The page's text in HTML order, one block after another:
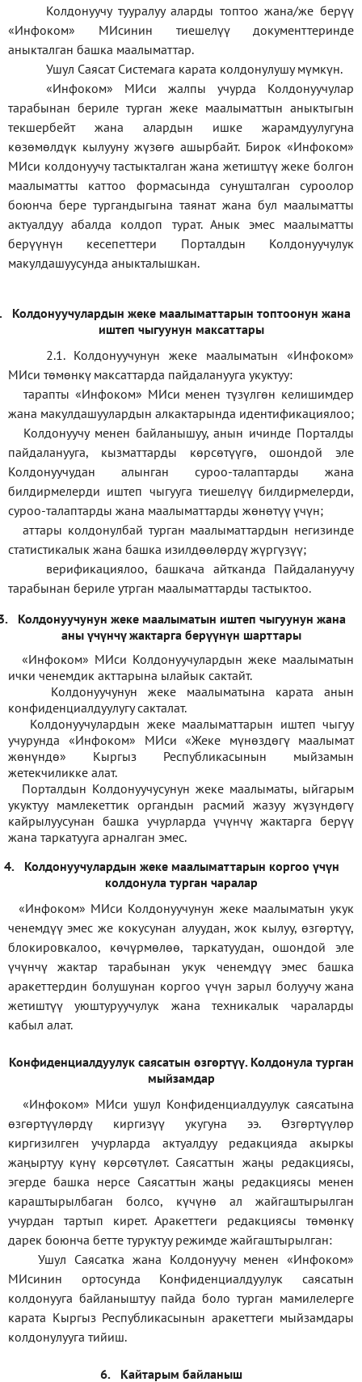
Колдонуучу тууралуу аларды топтоо жана/же берүү
«Инфоком» МИсинин тиешелүү документтеринде
аныкталган башка маалыматтар.
Ушул Саясат Системага карата колдонулушу мүмкүн.
«Инфоком» МИси жалпы учурда Колдонуучулар
тарабынан бериле турган жеке маалыматтын аныктыгын
текшербейт жана алардын ишке жарамдуулугуна
көзөмөлдүк кылууну жүзөгө ашырбайт. Бирок «Инфоком»
МИси колдонуучу тастыкталган жана жетиштүү жеке болгон
маалыматты каттоо формасында сунушталган суроолор
боюнча бере тургандыгына таянат жана бул маалыматты
актуалдуу абалда колдоп турат. Анык эмес маалыматты
берүүнүн кесепеттери Порталдын Колдонуучулук
макулдашуусунда аныкталышкан.
Колдонуучулардын жеке маалыматтарын топтоонун жана
иштеп чыгуунун максаттары
2.1. Колдонуучунун жеке маалыматын «Инфоком»
МИси төмөнкү максаттарда пайдаланууга укуктуу:
тарапты «Инфоком» МИси менен түзүлгөн келишимдер
жана макулдашуулардын алкактарында идентификациялоо;
Колдонуучу менен байланышуу, анын ичинде Порталды
пайдаланууга, кызматтарды көрсөтүүгө, ошондой эле
Колдонуучудан алынган суроо-талаптарды жана
билдирмелерди иштеп чыгууга тиешелүү билдирмелерди,
суроо-талаптарды жана маалыматтарды жөнөтүү үчүн;
аттары колдонулбай турган маалыматтардын негизинде
статистикалык жана башка изилдөөлөрдү жүргүзүү;
верификациялоо,башкача айтканда Пайдалануучу
тарабынан бериле утрган маалыматтарды тастыктоо.
Колдонуучунун жеке маалыматын иштеп чыгуунун жана
аны үчүнчү жактарга берүүнүн шарттары
«Инфоком» МИси Колдонуучулардын жеке маалыматын
ички ченемдик акттарына ылайык сактайт.
Колдонуучунун жеке маалыматына карата анын
конфиденциалдуулугу сакталат.
Колдонуучулардын жеке маалыматтарын иштеп чыгуу
учурунда «Инфоком» МИси«Жеке мүнөздөгү маалымат
жөнүндө» Кыргыз Республикасынын мыйзамын
жетекчиликке алат.
Порталдын Колдонуучусунун жеке маалыматы, ыйгарым
укуктуу мамлекеттик органдын расмий жазуу жүзүндөгү
кайрылуусунан башка учурларда үчүнчү жактарга берүү
жана таркатууга арналган эмес.
4.
Колдонуучулардын жеке маалыматтарын коргоо үчүн
колдонула турган чаралар
«Инфоком» МИси Колдонуучунун жеке маалыматын укук
ченемдүү эмес же кокусунан алуудан, жок кылуу, өзгөртүү,
блокировкалоо, көчүрмөлөө, таркатуудан, ошондой эле
үчүнчү жактар тарабынан укук ченемдүү эмес башка
аракеттердин болушунан коргоо үчүн зарыл болуучу жана
жетиштүү уюштуруучулук жана техникалык чараларды
кабыл алат.
Конфиденциалдуулук саясатын өзгөртүү. Колдонула турган
мыйзамдар
«Инфоком» МИси ушул Конфиденциалдуулук саясатына
өзгөртүүлөрдү киргизүү укугуна ээ. Өзгөртүүлөр
киргизилген учурларда актуалдуу редакцияда акыркы
жаңыртуу күнү көрсөтүлөт. Саясаттын жаңы редакциясы,
эгерде башка нерсе Саясаттын жаңы редакциясы менен
караштырылбаган болсо, күчүнө ал жайгаштырылган
учурдан тартып кирет. Аракеттеги редакциясы төмөнкү
дарек боюнча бетте туруктуу режимде жайгаштырылган:
Ушул Саясатка жана Колдонуучу менен «Инфоком»
МИсинин ортосунда Конфиденциалдуулук саясатын
колдонууга байланыштуу пайда боло турган мамилелерге
карата Кыргыз Республикасынын аракеттеги мыйзамдары
колдонулууга тийиш.
6. Кайтарым байланыш